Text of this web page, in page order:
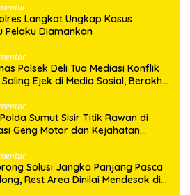
Langkat Ungkap Kasus
Pelaku Diamankan
Polsek Deli Tua Mediasi Konflik
Ejek di Media Sosial, Berakhir
Sumut Sisir Titik Rawan di
Geng Motor dan Kejahatan
Solusi Jangka Panjang Pasca
Rest Area Dinilai Mendesak di